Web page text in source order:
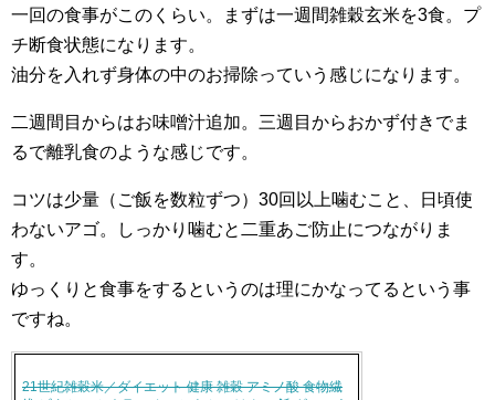
一回の食事がこのくらい。まずは一週間雑穀玄米を3食。プ
チ断食状態になります。
油分を入れず身体の中のお掃除っていう感じになります。
二週間目からはお味噌汁追加。三週目からおかず付きでま
るで離乳食のような感じです。
コツは少量（ご飯を数粒ずつ）30回以上噛むこと、日頃使
わないアゴ。しっかり噛むと二重あご防止につながりま
す。
ゆっくりと食事をするというのは理にかなってるという事
ですね。
21世紀雑穀米／ダイエット 健康 雑穀 アミノ酸 食物繊